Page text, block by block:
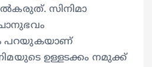
സിനിമാ
പറയുകയാണ്
ഉള്ളടക്കം നമുക്ക്